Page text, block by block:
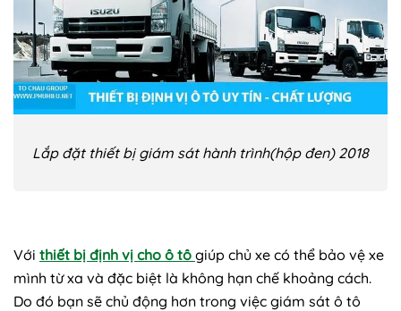
Lắp đặt thiết bị giám sát hành trình(hộp đen) 2018
Với thiết bị định vị cho ô tô giúp chủ xe có thể bảo vệ xe
mình từ xa và đặc biệt là không hạn chế khoảng cách.
Do đó bạn sẽ chủ động hơn trong việc giám sát ô tô